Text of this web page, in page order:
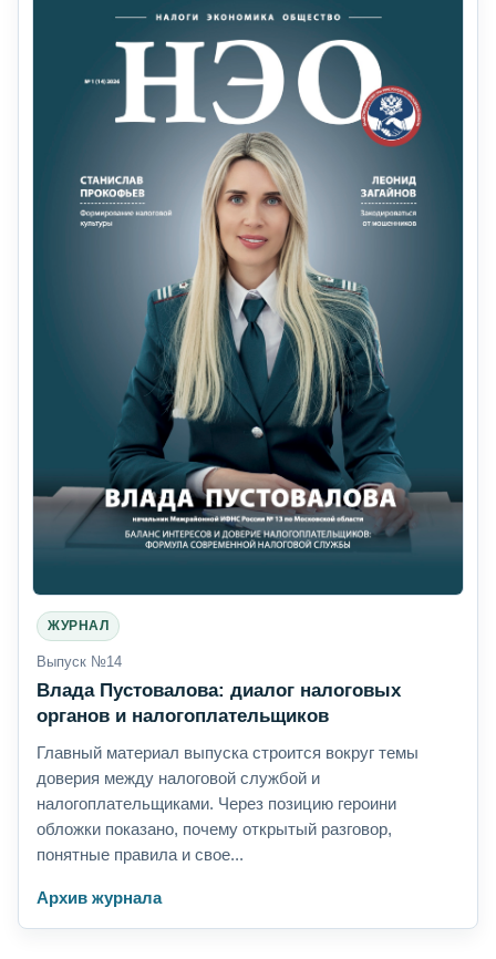
ЖУРНАЛ
Выпуск №14
Влада Пустовалова: диалог налоговых
органов и налогоплательщиков
Главный материал выпуска строится вокруг темы
доверия между налоговой службой и
налогоплательщиками. Через позицию героини
обложки показано, почему открытый разговор,
понятные правила и свое...
Архив журнала